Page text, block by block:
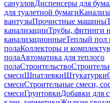
санузловДиспенсеры для
для туалетной бумаги
вантузыПрочистные машины
канализацииТрубы, фитинги
канализационныеТеплый пол
полаКоллекторы и
полаАвтоматика для теплого
полаСтроительство
смесиШпатлевкиШтукатурки
смесиСтроительные смеси,
смесиГрунтовкиДобавки для